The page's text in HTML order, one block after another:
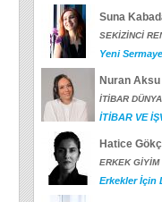
Suna
SEKİZİNCİ
Yeni
Nuran Aksu
İTİBAR
İTİBAR VE
Hatice
ERKEK GİYİM
Erkekler İçin